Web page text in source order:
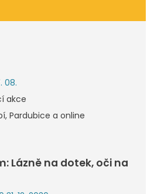
08.
akce
Pardubice a online
Lázně na dotek, oči na